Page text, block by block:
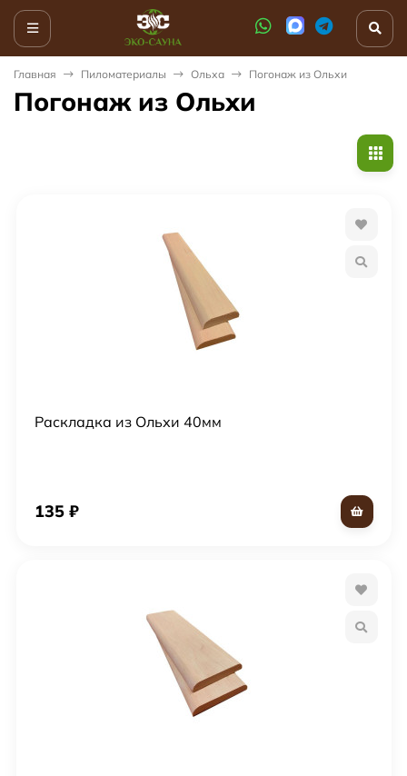
Главная Пиломатериалы Ольха Погонаж из Ольхи
Погонаж из Ольхи
Раскладка из Ольхи 40мм
135 ₽